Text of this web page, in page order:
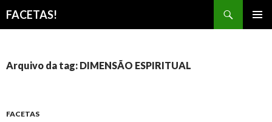
FACETAS!
CONTEÚDO
Arquivo da tag: DIMENSÃO ESPIRITUAL
FACETAS